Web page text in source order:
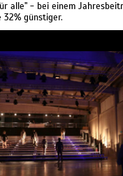
alle" - bei einem
32% günstiger.